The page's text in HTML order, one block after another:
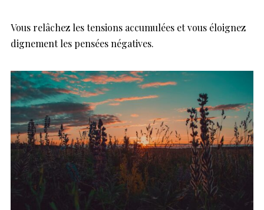
Vous relâchez les tensions accumulées et vous éloignez
dignement les pensées négatives.